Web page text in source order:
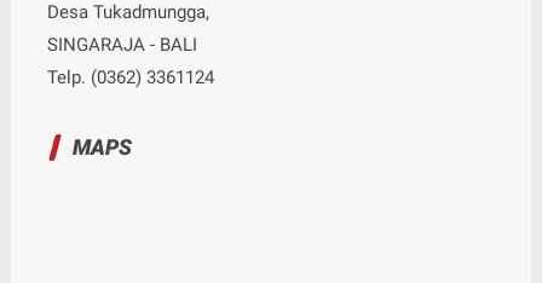
Desa Tukadmungga,
SINGARAJA - BALI
Telp. (0362) 3361124
MAPS